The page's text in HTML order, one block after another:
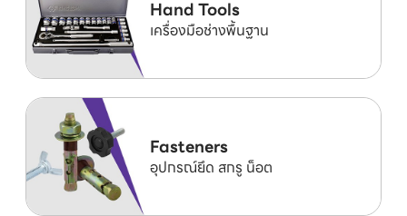
Hand Tools
เครื่องมือช่างพื้นฐาน
Fasteners
อุปกรณ์ยึด สกรู น็อต